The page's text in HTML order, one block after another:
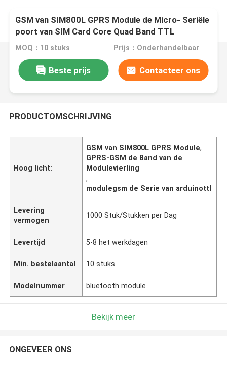
GSM van SIM800L GPRS Module de Micro- Seriële
poort van SIM Card Core Quad Band TTL
MOQ：10 stuks Prijs：Onderhandelbaar
Beste prijs Contacteer ons
PRODUCTOMSCHRIJVING
Hoog licht:
GSM van SIM800L GPRS Module,
GPRS-GSM de Band van de
Modulevierling
,
modulegsm de Serie van arduinottl
Levering
vermogen
1000 Stuk/Stukken per Dag
Levertijd 5-8 het werkdagen
Min. bestelaantal 10 stuks
Modelnummer bluetooth module
Bekijk meer
ONGEVEER ONS